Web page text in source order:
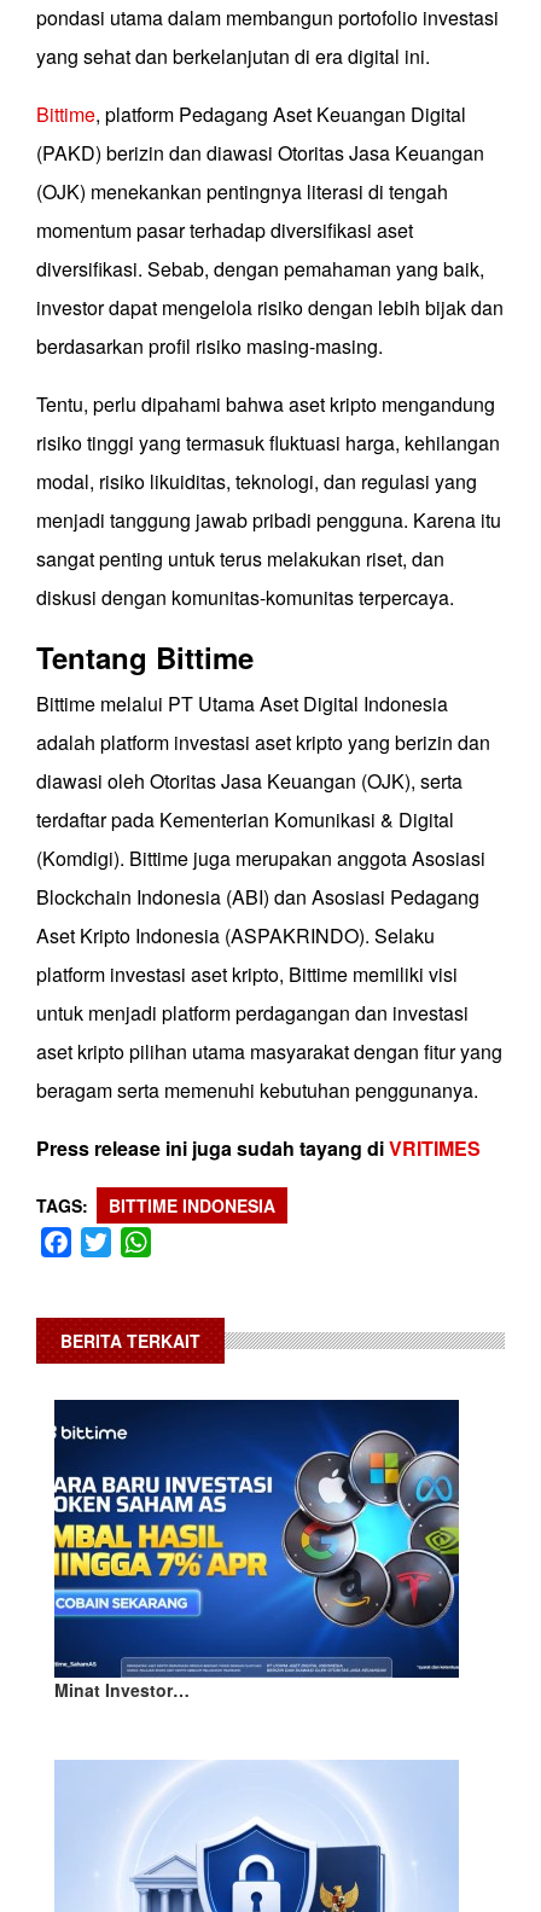
pondasi utama dalam membangun portofolio investasi
yang sehat dan berkelanjutan di era digital ini.
Bittime, platform Pedagang Aset Keuangan Digital
(PAKD) berizin dan diawasi Otoritas Jasa Keuangan
(OJK) menekankan pentingnya literasi di tengah
momentum pasar terhadap diversifikasi aset
diversifikasi. Sebab, dengan pemahaman yang baik,
investor dapat mengelola risiko dengan lebih bijak dan
berdasarkan profil risiko masing-masing.
Tentu, perlu dipahami bahwa aset kripto mengandung
risiko tinggi yang termasuk fluktuasi harga, kehilangan
modal, risiko likuiditas, teknologi, dan regulasi yang
menjadi tanggung jawab pribadi pengguna. Karena itu
sangat penting untuk terus melakukan riset, dan
diskusi dengan komunitas-komunitas terpercaya.
Tentang Bittime
Bittime melalui PT Utama Aset Digital Indonesia
adalah platform investasi aset kripto yang berizin dan
diawasi oleh Otoritas Jasa Keuangan (OJK), serta
terdaftar pada Kementerian Komunikasi & Digital
(Komdigi). Bittime juga merupakan anggota Asosiasi
Blockchain Indonesia (ABI) dan Asosiasi Pedagang
Aset Kripto Indonesia (ASPAKRINDO). Selaku
platform investasi aset kripto, Bittime memiliki visi
untuk menjadi platform perdagangan dan investasi
aset kripto pilihan utama masyarakat dengan fitur yang
beragam serta memenuhi kebutuhan penggunanya.
Press release ini juga sudah tayang diVRITIMES
TAGS BITTIME INDONESIA
Facebook
Twitter
BERITA TERKAIT
Minat Investor…